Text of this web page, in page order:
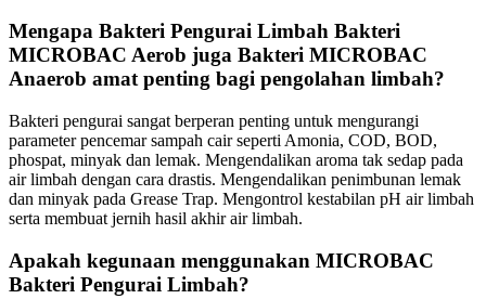
Mengapa Bakteri Pengurai Limbah Bakteri
MICROBAC Aerob juga Bakteri MICROBAC
Anaerob amat penting bagi pengolahan limbah?
Bakteri pengurai sangat berperan penting untuk mengurangi
parameter pencemar sampah cair seperti Amonia, COD, BOD,
phospat, minyak dan lemak. Mengendalikan aroma tak sedap pada
air limbah dengan cara drastis. Mengendalikan penimbunan lemak
dan minyak pada Grease Trap. Mengontrol kestabilan pH air limbah
serta membuat jernih hasil akhir air limbah.
Apakah kegunaan menggunakan MICROBAC
Bakteri Pengurai Limbah?